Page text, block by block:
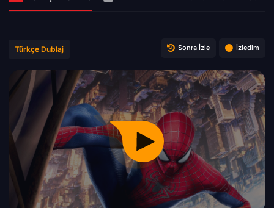
Türkçe Dublaj Sonra İzle İzledim